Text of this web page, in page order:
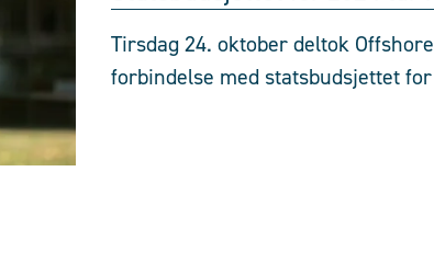
Tirsdag 24. oktober deltok
forbindelse med statsbudsjettet